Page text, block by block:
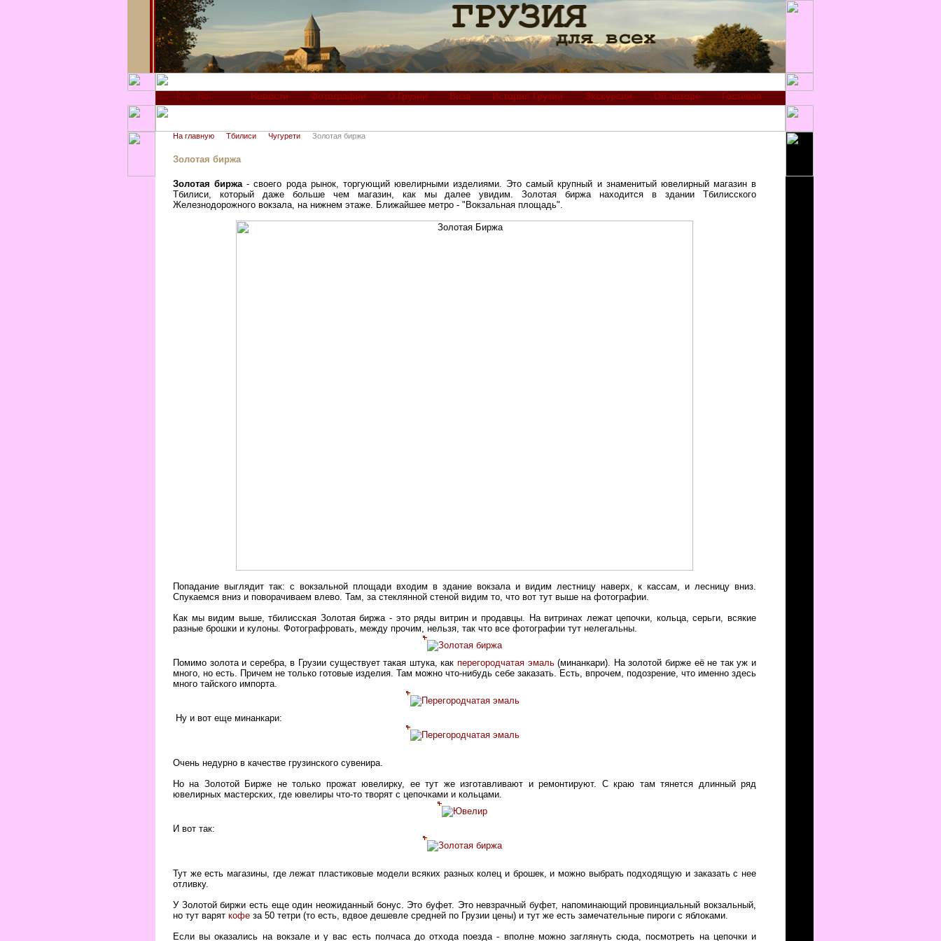
Новости Фотографии О Грузии Виза История Грузии Экскурсии Об авторе Гостевая
На главную Тбилиси Чугурети Золотая биржа
Золотая биржа
Золотая биржа- своего рода рынок, торгующий ювелирными изделиями. Это самый крупный и знаменитый ювелирный магазин в
Тбилиси, который даже больше чем магазин, как мы далее увидим. Золотая биржа находится в здании Тбилисского
Железнодорожного вокзала, на нижнем этаже. Ближайшее метро - "Вокзальная площадь".
Попадание выглядит так: с вокзальной площади входим в здание вокзала и видим лестницу наверх, к кассам, и лесницу вниз.
Спукаемся вниз и поворачиваем влево. Там, за стеклянной стеной видим то, что вот тут выше на фотографии.
Как мы видим выше, тбилисская Золотая биржа - это ряды витрин и продавцы. На витринах лежат цепочки, кольца, серьги, всякие
разные брошки и кулоны. Фотографровать, между прочим, нельзя, так что все фотографии тут нелегальны.
Помимо золота и серебра, в Грузии существует такая штука, как перегородчатая эмаль(минанкари). На золотой бирже её не так уж и
много, но есть. Причем не только готовые изделия. Там можно что-нибудь себе заказать. Есть, впрочем, подозрение, что именно здесь
много тайского импорта.
Ну и вот еще минанкари:
Очень недурно в качестве грузинского сувенира.
Но на Золотой Бирже не только прожат ювелирку, ее тут же изготавливают и ремонтируют. С краю там тянется длинный ряд
ювелирных мастерских, где ювелиры что-то творят с цепочками и кольцами.
И вот так:
Тут же есть магазины, где лежат пластиковые модели всяких разных колец и брошек, и можно выбрать подходящую и заказать с нее
отливку.
У Золотой биржи есть еще один неожиданный бонус. Это буфет. Это невзрачный буфет, напоминающий провинциальный вокзальный,
но тут варят кофе за 50 тетри (то есть, вдвое дешевле средней по Грузии цены) и тут же есть замечательные пироги с яблоками.
Если вы оказались на вокзале и у вас есть полчаса до отхода поезда - вполне можно заглянуть сюда, посмотреть на цепочки и